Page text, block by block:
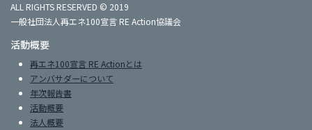
ALL RIGHTS RESERVED © 2019
一般社団法人再エネ100宣言 RE Action協議会
活動概要
再エネ100宣言 RE Actionとは
アンバサダーについて
年次報告書
活動概要
法人概要